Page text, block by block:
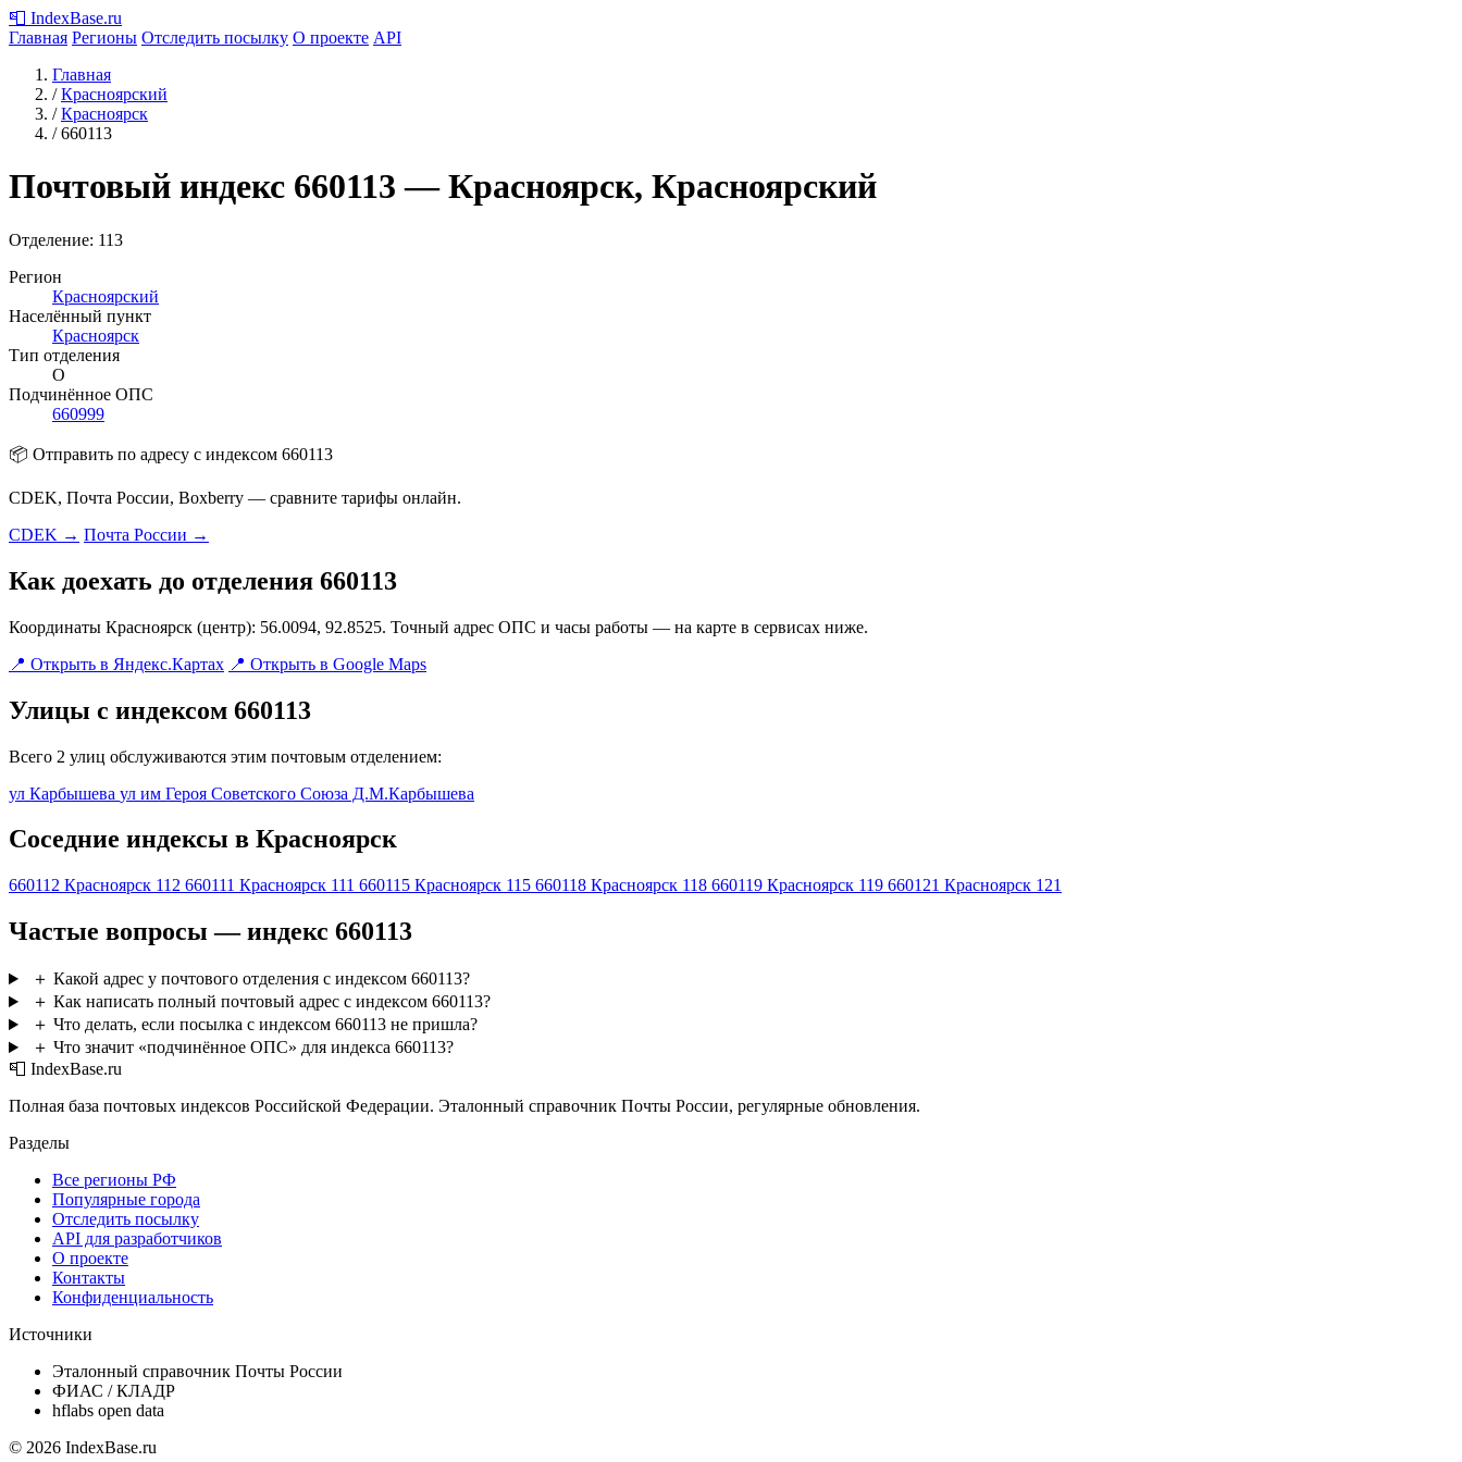
📮 IndexBase.ru
Главная Регионы Отследить посылку О проекте API
Главная
/ Красноярский
/ Красноярск
/ 660113
Почтовый индекс 660113 — Красноярск, Красноярский
Отделение: 113
Регион
Красноярский
Населённый пункт
Красноярск
Тип отделения
О
Подчинённое ОПС
660999
📦 Отправить по адресу с индексом 660113
CDEK, Почта России, Boxberry — сравните тарифы онлайн.
CDEK → Почта России →
Как доехать до отделения 660113
Координаты Красноярск (центр): 56.0094, 92.8525. Точный адрес ОПС и часы работы — на карте в сервисах ниже.
📍 Открыть в Яндекс.Картах 📍 Открыть в Google Maps
Улицы с индексом 660113
Всего 2 улиц обслуживаются этим почтовым отделением:
ул Карбышева ул им Героя Советского Союза Д.М.Карбышева
Соседние индексы в Красноярск
660112 Красноярск 112 660111 Красноярск 111 660115 Красноярск 115 660118 Красноярск 118 660119 Красноярск 119 660121 Красноярск 121
Частые вопросы — индекс 660113
＋ Какой адрес у почтового отделения с индексом 660113?
＋ Как написать полный почтовый адрес с индексом 660113?
＋ Что делать, если посылка с индексом 660113 не пришла?
＋ Что значит «подчинённое ОПС» для индекса 660113?
📮 IndexBase.ru
Полная база почтовых индексов Российской Федерации. Эталонный справочник Почты России, регулярные обновления.
Разделы
Все регионы РФ
Популярные города
Отследить посылку
API для разработчиков
О проекте
Контакты
Конфиденциальность
Источники
Эталонный справочник Почты России
ФИАС / КЛАДР
hflabs open data
© 2026 IndexBase.ru